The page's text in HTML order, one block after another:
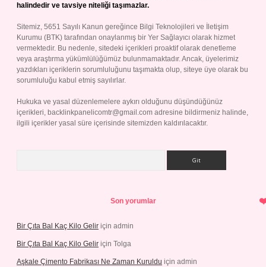
halindedir ve tavsiye niteliği taşımazlar.
Sitemiz, 5651 Sayılı Kanun gereğince Bilgi Teknolojileri ve İletişim
Kurumu (BTK) tarafından onaylanmış bir Yer Sağlayıcı olarak hizmet
vermektedir. Bu nedenle, sitedeki içerikleri proaktif olarak denetleme
veya araştırma yükümlülüğümüz bulunmamaktadır. Ancak, üyelerimiz
yazdıkları içeriklerin sorumluluğunu taşımakta olup, siteye üye olarak bu
sorumluluğu kabul etmiş sayılırlar.
Hukuka ve yasal düzenlemelere aykırı olduğunu düşündüğünüz
içerikleri, backlinkpanelicomtr@gmail.com adresine bildirmeniz halinde,
ilgili içerikler yasal süre içerisinde sitemizden kaldırılacaktır.
Son yorumlar
Bir Çıta Bal Kaç Kilo Gelir için admin
Bir Çıta Bal Kaç Kilo Gelir için Tolga
Aşkale Çimento Fabrikası Ne Zaman Kuruldu için admin